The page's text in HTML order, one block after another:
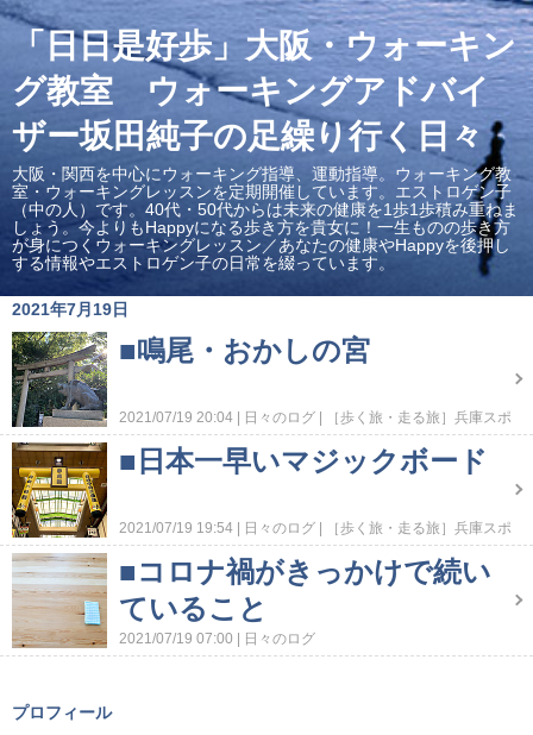
「日日是好歩」大阪・ウォーキン
グ教室 ウォーキングアドバイ
ザー坂田純子の足繰り行く日々
大阪・関西を中心にウォーキング指導、運動指導。ウォーキング教
室・ウォーキングレッスンを定期開催しています。エストロゲン子
（中の人）です。40代・50代からは未来の健康を1歩1歩積み重ねま
しょう。今よりもHappyになる歩き方を貴女に！一生ものの歩き方
が身につくウォーキングレッスン／あなたの健康やHappyを後押し
する情報やエストロゲン子の日常を綴っています。
2021年7月19日
■鳴尾・おかしの宮
2021/07/19 20:04 日々のログ
［歩く旅・走る旅］兵庫スポ
ット
■日本一早いマジックボード
2021/07/19 19:54 日々のログ
［歩く旅・走る旅］兵庫スポ
ット
■コロナ禍がきっかけで続い
ていること
2021/07/19 07:00 日々のログ
プロフィール